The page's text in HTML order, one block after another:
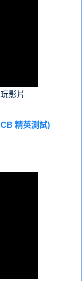
影片
精英測試)